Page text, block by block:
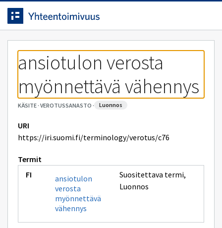
Siirrytty
sivulle
Siirry suoraan sisältöön.
ansiotulon verosta
myönnettävä vähennys
KÄSITE· VEROTUSSANASTO · luonnos
URI
https://iri.suomi.fi/terminology/verotus/c76
Termit
ansiotulon
verosta
myönnettävä
vähennys
Suositettava termi,
Luonnos